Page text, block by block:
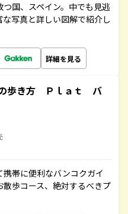
国、スペイン。中でも見逃
写真と詳しい図解で紹介し
詳細を見る
歩き方 Ｐｌａｔ バ
帯に便利なバンコクガイ
歩コース、絶対するべきプ